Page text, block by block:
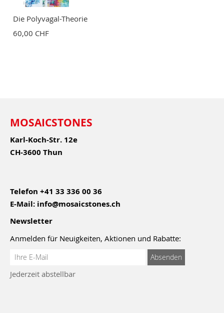
Die Polyvagal-Theorie
60,00 CHF
MOSAICSTONES
Karl-Koch-Str. 12e
CH-3600 Thun
Telefon +41 33 336 00 36
E-Mail: info@mosaicstones.ch
Newsletter
Anmelden für Neuigkeiten, Aktionen und Rabatte:
Anmeldung
Newsletter:
Absenden
Jederzeit abstellbar